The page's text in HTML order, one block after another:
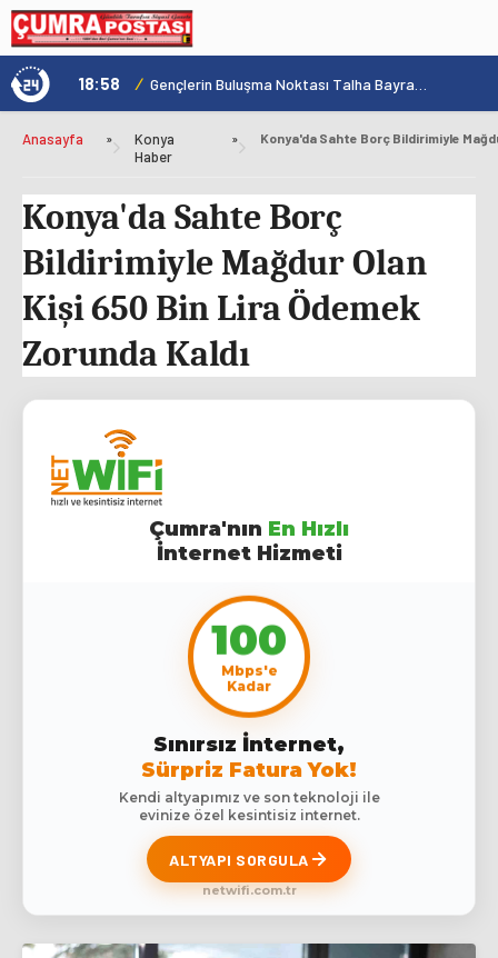
Konya'nın Zengin Mutfağı GastroFest'te Tanıtılacak 18:58 /
Anasayfa »
Konya
Haber
»
Konya'da Sahte Borç
Bildirimiyle Mağdur Olan
Kişi 650 Bin Lira Ödemek
Zorunda Kaldı
Çumra'nın En Hızlı
İnternet Hizmeti
100
Mbps'e
Kadar
Sınırsız İnternet,
Sürpriz Fatura Yok!
Kendi altyapımız ve son teknoloji ile
evinize özel kesintisiz internet.
ALTYAPI SORGULA
netwifi.com.tr